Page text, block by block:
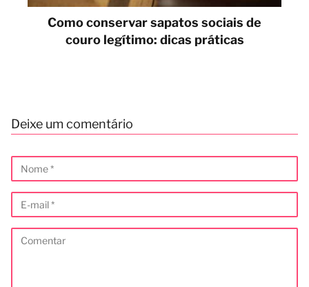
Como conservar sapatos sociais de
couro legítimo: dicas práticas
Deixe um comentário